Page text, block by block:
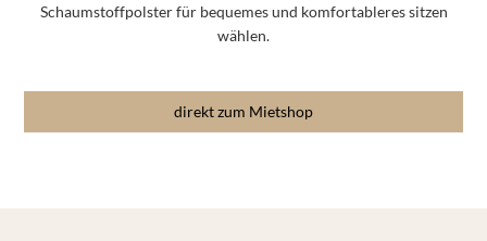
Schaumstoffpolster für bequemes und komfortableres sitzen
wählen.
direkt zum Mietshop